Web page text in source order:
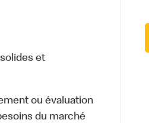
et
ou évaluation
du marché